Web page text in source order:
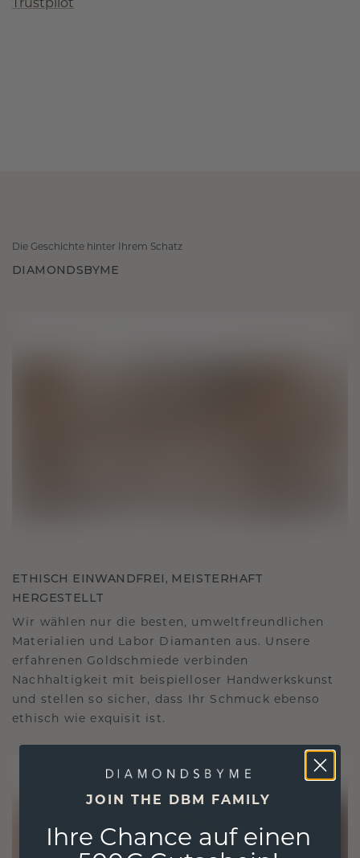
Trustpilot
Die Geschichte hinter Ihrem Schatz
DIAMONDSBYME
ETHISCH EINWANDFREI, MEISTERHAFT
HERGESTELLT
Wir wählen nur die besten, umweltfreundlichen
Materialien und Labor Diamanten aus. Unsere
erfahrenen Goldschmiede verbinden
Nachhaltigkeit mit beispielloser Handwerkskunst
und stellen so sicher, dass Ihr Schmuck ebenso
ethisch wie exquisit ist.
JOIN THE DBM FAMILY
Ihre Chance auf einen